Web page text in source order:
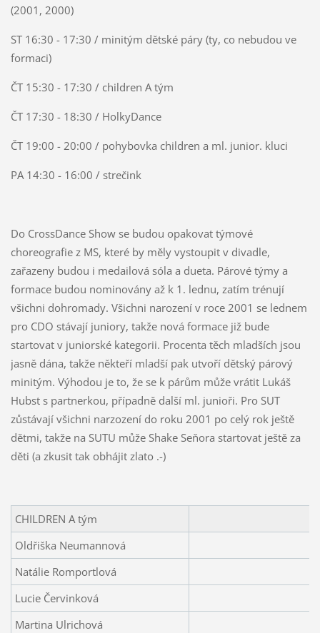
(2001, 2000)
ST 16:30 - 17:30 / minitým dětské páry (ty, co nebudou ve
formaci)
ČT 15:30 - 17:30 / children A tým
ČT 17:30 - 18:30 / HolkyDance
ČT 19:00 - 20:00 / pohybovka children a ml. junior. kluci
PA 14:30 - 16:00 / strečink
Do CrossDance Show se budou opakovat týmové
choreografie z MS, které by měly vystoupit v divadle,
zařazeny budou i medailová sóla a dueta. Párové týmy a
formace budou nominovány až k 1. lednu, zatím trénují
všichni dohromady. Všichni narození v roce 2001 se lednem
pro CDO stávají juniory, takže nová formace již bude
startovat v juniorské kategorii. Procenta těch mladších jsou
jasně dána, takže někteří mladší pak utvoří dětský párový
minitým. Výhodou je to, že se k párům může vrátit Lukáš
Hubst s partnerkou, případně další ml. junioři. Pro SUT
zůstávají všichni narzození do roku 2001 po celý rok ještě
dětmi, takže na SUTU může Shake Seňora startovat ještě za
děti (a zkusit tak obhájit zlato .-)
CHILDREN A tým
Oldřiška Neumannová
Natálie Romportlová
Lucie Červinková
Martina Ulrichová